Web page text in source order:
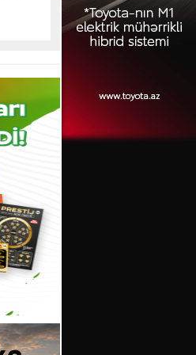
gənc az qalaasfalta
yıxılacaqdı- VİDEO